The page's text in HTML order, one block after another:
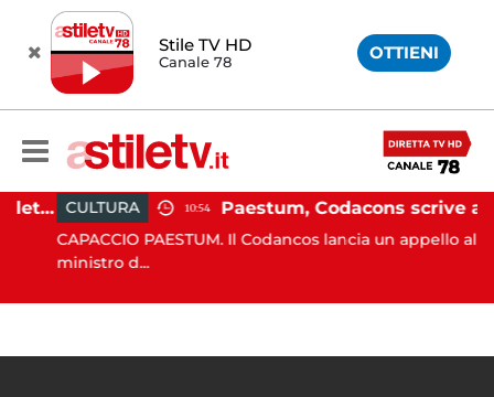
Stile TV HD
Canale 78 OTTIENI
Martina Carbonaro, braccialetto elettronico per i genitori della 14enne uccisa dall'ex CULTURA 10:54 Paestum, Codacons scrive al ministro Giuli: "Rilanciare scavi dell'Anfiteatro nell'area archeologica"
CAPACCIO PAESTUM. Il Codancos lancia un appello al
ministro d...